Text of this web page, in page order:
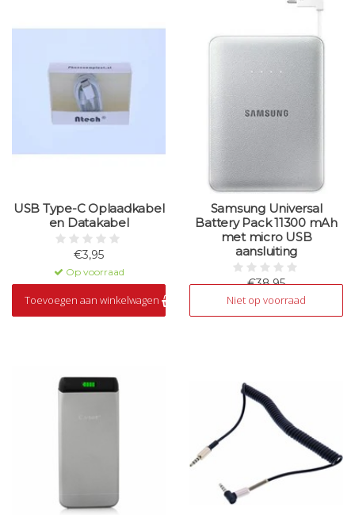
USB Type-C Oplaadkabel
en Datakabel
€3,95
Op voorraad
Toevoegen aan winkelwagen
Samsung Universal
Battery Pack 11300 mAh
met micro USB
aansluiting
€38,95
Niet op voorraad
Niet op voorraad